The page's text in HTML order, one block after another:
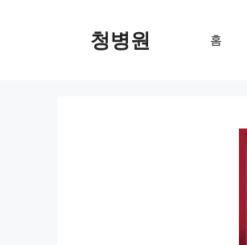
청병원 홈